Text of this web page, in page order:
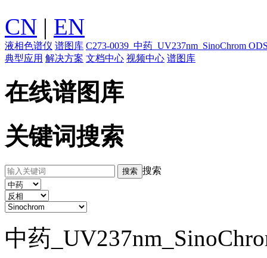
CN | EN
液相色谱仪 谱图库 C273-0039_中药_UV237nm_SinoChrom
典型应用 解决方案 文档中心 视频中心 谱图库
在线谱图库
关键词搜索
搜索
中药